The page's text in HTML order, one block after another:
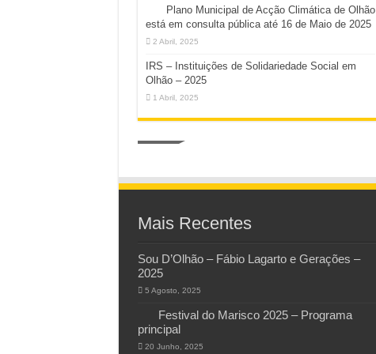
Plano Municipal de Acção Climática de Olhão
está em consulta pública até 16 de Maio de 2025
2 Abril, 2025
IRS – Instituições de Solidariedade Social em
Olhão – 2025
1 Abril, 2025
Mais Recentes
Sou D’Olhão – Fábio Lagarto e Gerações –
2025
5 Agosto, 2025
Festival do Marisco 2025 – Programa
principal
20 Junho, 2025